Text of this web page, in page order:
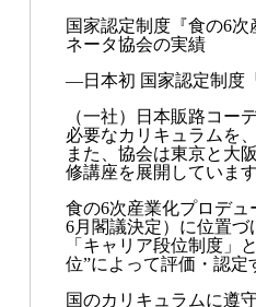
国家認定制度『食の6
ネータ協会の実績
―日本初 国家認定制度
（一社）日本販路コー
必要なカリキュラムを
また、協会は東京と大
修講座を展開していま
食の6次産業化プロデ
6月閣議決定）に位置
「キャリア段位制度」
位”によって評価・認
国のカリキュラムに遵